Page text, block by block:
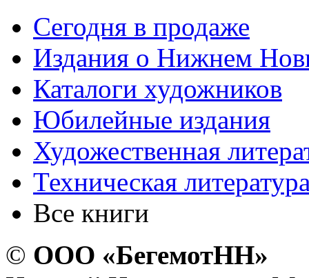
Сегодня в продаже
Издания о Нижнем
Каталоги художников
Юбилейные издания
Художественная
Техническая
Все книги
© ООО «БегемотНН»